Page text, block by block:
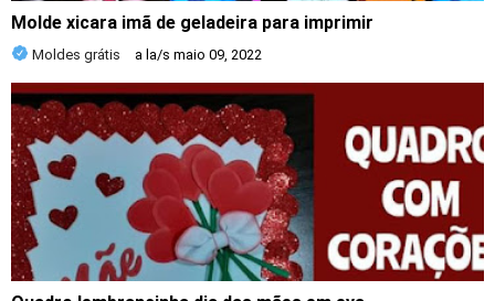
Molde xicara imã de geladeira para imprimir
Moldes grátis a la/s maio 09, 2022